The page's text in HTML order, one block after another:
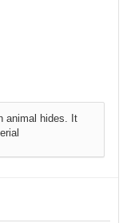
animal hides. It